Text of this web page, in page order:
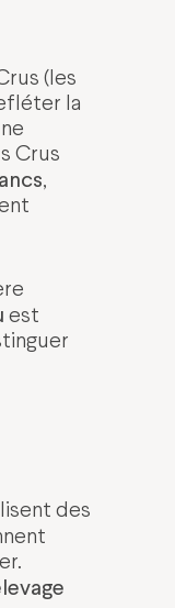
(les
la
Crus
,
est
des